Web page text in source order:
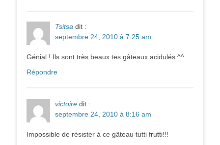
Tsitsa dit :
septembre 24, 2010 à 7:25 am
Génial ! Ils sont très beaux tes gâteaux acidulés ^^
Répondre
victoire dit :
septembre 24, 2010 à 8:16 am
Impossible de résister à ce gâteau tutti frutti!!!